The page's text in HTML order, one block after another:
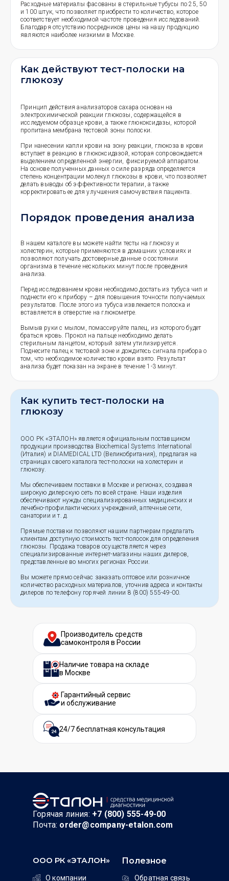
Расходные материалы фасованы в стерильные тубусы по 25, 50
и 100 штук, что позволяет приобрести то количество, которое
соответствует необходимой частоте проведения исследований.
Благодаря отсутствию посредников цены на нашу продукцию
являются наиболее низкими в Москве.
Как действуют тест-полоски на
глюкозу
Принцип действия анализаторов сахара основан на
электрохимической реакции глюкозы, содержащейся в
исследуемом образце крови, а также глюкоксидазы, которой
пропитана мембрана тестовой зоны полоски.
При нанесении капли крови на зону реакции, глюкоза в крови
вступает в реакцию в глюкоксидазой, которая сопровождается
выделением определенной энергии, фиксируемой аппаратом.
На основе полученных данных о силе разряда определяется
степень концентрации молекул глюкозы в крови, что позволяет
делать выводы об эффективности терапии, а также
корректировать ее для улучшения самочувствия пациента.
Порядок проведения анализа
В нашем каталоге вы можете найти тесты на глюкозу и
холестерин, которые применяются в домашних условиях и
позволяют получать достоверные данные о состоянии
организма в течение нескольких минут после проведения
анализа.
Перед исследованием крови необходимо достать из тубуса чип и
поднести его к прибору – для повышения точности получаемых
результатов. После этого из тубуса извлекается полоска и
вставляется в отверстие на глюкометре.
Вымыв руки с мылом, помассируйте палец, из которого будет
браться кровь. Прокол на пальце необходимо делать
стерильным ланцетом, который затем утилизируется.
Поднесите палец к тестовой зоне и дождитесь сигнала прибора о
том, что необходимое количество крови взято. Результат
анализа будет показан на экране в течение 1-3 минут.
Как купить тест-полоски на
глюкозу
ООО РК «ЭТАЛОН» является официальным поставщиком
продукции производства Biochemical Systems International
(Италия) и DIAMEDICAL LTD (Великобритания), предлагая на
страницах своего каталога тест-полоски на холестерин и
глюкозу.
Мы обеспечиваем поставки в Москве и регионах, создавая
широкую дилерскую сеть по всей стране. Наши изделия
обеспечивают нужды специализированных медицинских и
лечебно-профилактических учреждений, аптечные сети,
санатории и т. д.
Прямые поставки позволяют нашим партнерам предлагать
клиентам доступную стоимость тест-полосок для определения
глюкозы. Продажа товаров осуществляется через
специализированные интернет-магазины наших дилеров,
представленные во многих регионах России.
Вы можете прямо сейчас заказать оптовое или розничное
количество расходных материалов, уточнив адреса и контакты
дилеров по телефону горячей линии 8 (800) 555-49-00.
Производитель средств
самоконтроля в России
Наличие товара на складе
в Москве
Гарантийный сервис
и обслуживание
24/7 бесплатная консультация
ООО РК «ЭТАЛОН»
О компании
Полезное
Обратная связь
Горячая линия: +7 (800) 555-49-00
Почта: order@company-etalon.com